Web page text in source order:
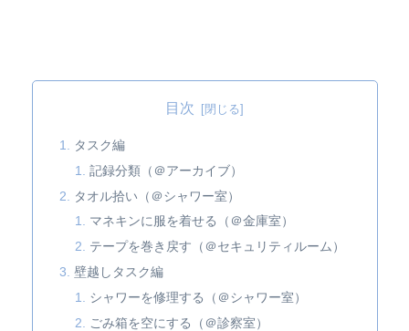
目次
タスク編
記録分類（＠アーカイブ）
タオル拾い（＠シャワー室）
マネキンに服を着せる（＠金庫室）
テープを巻き戻す（＠セキュリティルーム）
壁越しタスク編
シャワーを修理する（＠シャワー室）
ごみ箱を空にする（＠診察室）